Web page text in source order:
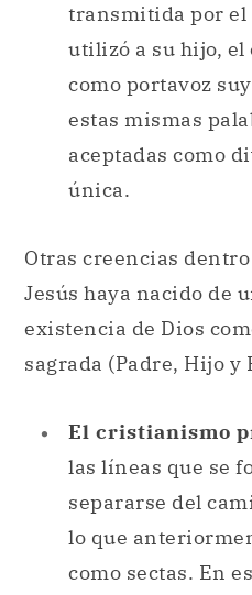
transmitida por el
utilizó a su hijo, el
como portavoz
estas mismas
aceptadas como
única.
Otras creencias
Jesús haya nacido de
existencia de Dios
sagrada (Padre, Hijo y
El cristianismo
las líneas que se
separarse del
lo que
como sectas. En